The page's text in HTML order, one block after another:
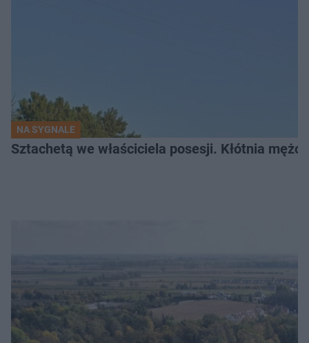
NA SYGNALE
Sztachetą we właściciela posesji. Kłótnia